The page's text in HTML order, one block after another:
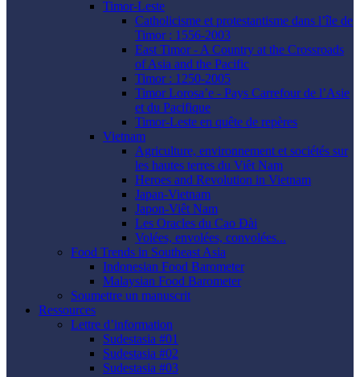
Timor-Leste
Catholicisme et protestantisme dans l’île de
Timor : 1556-2003
East Timor - A Country at the Crossroads
of Asia and the Pacific
Timor : 1250-2005
Timor Lorosa’e - Pays Carrefour de l’Asie
et du Pacifique
Timor-Leste en quête de repères
Vietnam
Agriculture, environnement et sociétés sur
les hautes terres du Viêt Nam
Heroes and Revolution in Vietnam
Japan-Vietnam
Japon-Viêt Nam
Les Oracles du Cao Ðài
Volées, envolées, convolées...
Food Trends in Southeast Asia
Indonesian Food Barometer
Malaysian Food Barometer
Soumettre un manuscrit
Ressources
Lettre d’information
Sudestasia #01
Sudestasia #02
Sudestasia #03